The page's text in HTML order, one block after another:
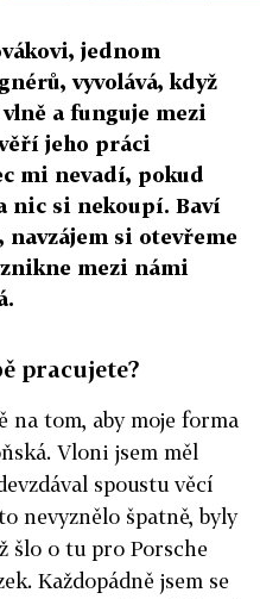
jednom
vyvolává, když
a funguje mezi
jeho práci
mi nevadí, pokud
nic si nekoupí. Baví
navzájem si otevřeme
mezi námi
pracujete?
na tom, aby moje forma
Vloni jsem měl
spoustu věcí
nevyznělo špatně, byly
šlo o tu pro Porsche
Každopádně jsem se